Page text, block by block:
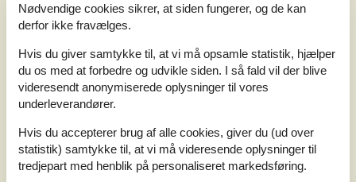
0
Det var et udmærket sommerhus, men der var ikke spande til
svært at låse.
Se 2 eksterne anmeldelser i stedet.
Nødvendige cookies sikrer, at siden fungerer, og de kan
derfor ikke fravælges.
Hvis du giver samtykke til, at vi må opsamle statistik, hjælper
du os med at forbedre og udvikle siden. I så fald vil der blive
videresendt anonymiserede oplysninger til vores
underleverandører.
Hvis du accepterer brug af alle cookies, giver du (ud over
statistik) samtykke til, at vi må videresende oplysninger til
tredjepart med henblik på personaliseret markedsføring.